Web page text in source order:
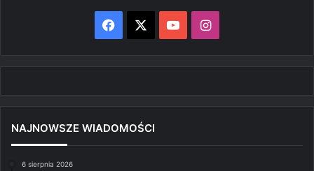
Facebook YouTubeInstagram
NAJNOWSZE WIADOMOŚCI
6 sierpnia 2026